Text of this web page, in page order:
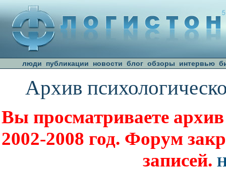
люди публикации новости блог обзоры интервью
Архив
Вы просматриваете
2002-2008 год. Форум
записей.